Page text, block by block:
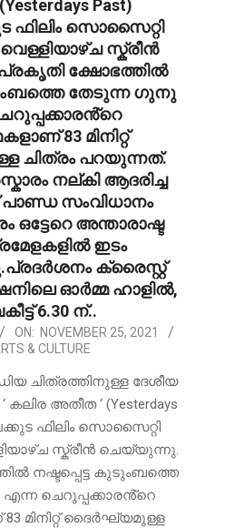
Past)
ഫിലിം സൊസൈറ്റി
സ്ക്രീൻ
ക്ഷോഭത്തിൽ
തേടുന്ന ഗുനു
83 മിനിറ്റ്
ചിത്രം പറയുന്നത്.
നല്കി ആദരിച്ച
പാണ്ഡ സംവിധാനം
ഒട്ടേറെ അന്താരാഷ്ട
ഇടം
ക്രൈസ്റ്റ്
ഓർമ്മ ഹാളിൽ,
6.30 ന്..
ON: NOVEMBER 25, 2021
& CULTURE
ചിത്രത്തിനുള്ള ദേശീയ
അതീത ‘ (Yesterdays
ഫിലിം സൊസൈറ്റി
സ്ക്രീൻ ചെയ്യുന്നു.
നഷ്ടപ്പെട്ട കുടുംബത്തെ
ചെറുപ്പക്കാരൻ്റെ
മിനിറ്റ് ദൈർഘ്യമുള്ള